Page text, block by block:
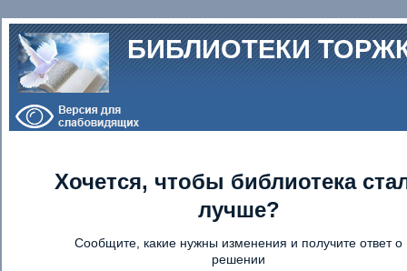
Перейти к основному содержанию
БИБЛИОТЕКИ
Хочется, чтобы библиотека
лучше?
Сообщите, какие нужны изменения и получите ответ о
решении